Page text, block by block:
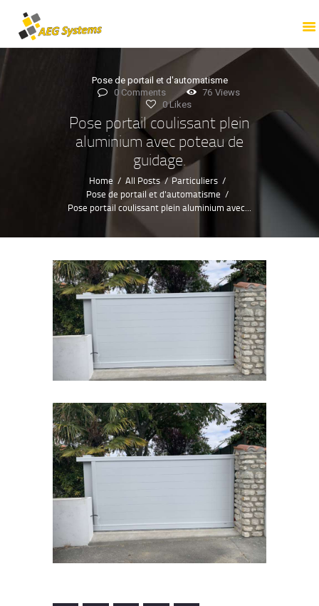
Pose de portail et d'automatisme
0 Comments 76 Views
0 Likes
Pose portail coulissant plein
aluminium avec poteau de
guidage.
Home All Posts
Particuliers
Pose de portail et d'automatisme
Pose portail coulissant plein aluminium avec...
PROFESSIONNELS
PARTICULIERS
TOUTES NOS
PRESTATIONS
NOTRE ENTREPRISE
NOS RÉALISATIONS
NOUS CONTACTER